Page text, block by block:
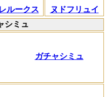
レルークス
ヌドフリュイ
シミュ
ガチャシミュ